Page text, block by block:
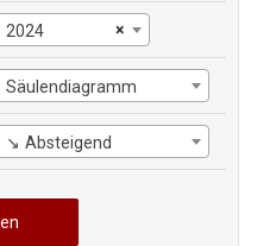
×
2024
Säulendiagramm
↘ Absteigend